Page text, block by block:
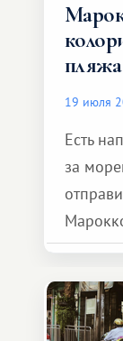
пляжа
19 июля
Есть
за